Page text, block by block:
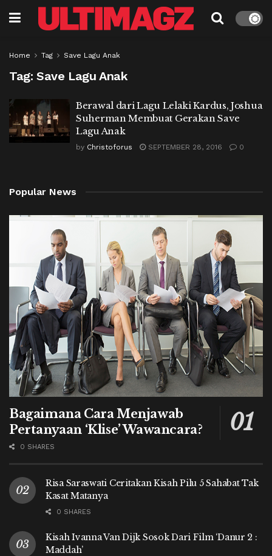
Home Tag Save Lagu Anak
Tag: Save Lagu Anak
Berawal dari Lagu Lelaki Kardus, Joshua
Suherman Membuat Gerakan Save
Lagu Anak
by Christoforus SEPTEMBER 28, 2016 0
Popular News
Bagaimana Cara Menjawab
Pertanyaan ‘Klise’ Wawancara?
0 SHARES
Risa Saraswati Ceritakan Kisah Pilu 5 Sahabat Tak
Kasat Matanya
0 SHARES
Kisah Ivanna Van Dijk Sosok Dari Film ‘Danur 2 :
Maddah’